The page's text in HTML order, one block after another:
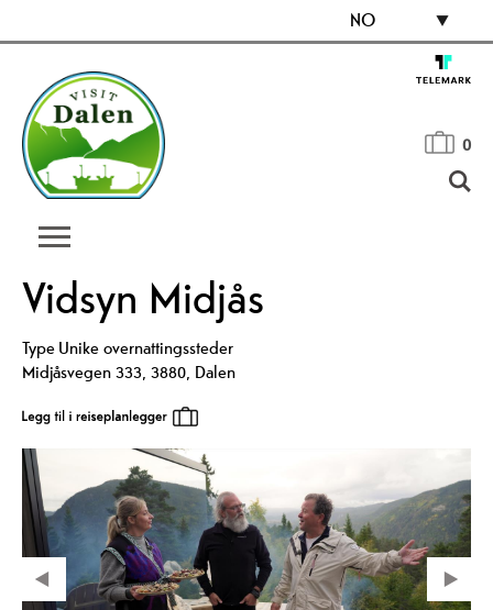
NO
0
Vidsyn Midjås
TypeUnike overnattingssteder
Midjåsvegen 333, 3880, Dalen